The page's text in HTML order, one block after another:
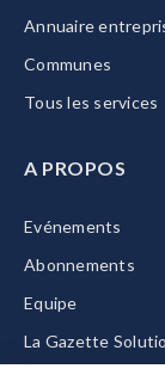
Annuaire
Communes
Tous les services
A PROPOS
Evénements
Abonnements
Equipe
La Gazette